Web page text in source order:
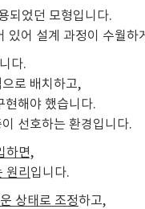
되었던 모형입니다.
있어 설계 과정이 수월하
다.
로 배치하고,
현해야 했습니다.
선호하는 환경입니다.
하면,
원리 입니다.
상태로 조정하고,